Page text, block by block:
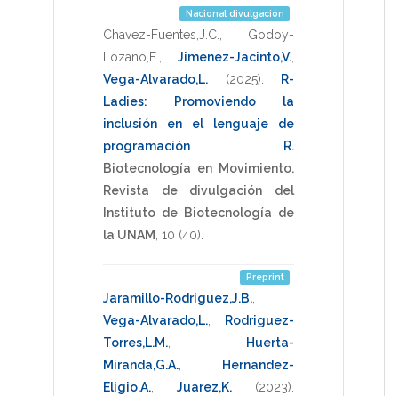
Nacional divulgación
Chavez-Fuentes,J.C., Godoy-
Lozano,E., Jimenez-Jacinto,V.,
Vega-Alvarado,L.
(2025).
R-
Ladies: Promoviendo la
inclusión en el lenguaje de
programación R.
Biotecnología en Movimiento.
Revista de divulgación del
Instituto de Biotecnología de
la UNAM, 10 (40).
Preprint
Jaramillo-Rodriguez,J.B.,
Vega-Alvarado,L.,
Rodriguez-
Torres,L.M.,
Huerta-
Miranda,G.A.,
Hernandez-
Eligio,A., Juarez,K. (2023).